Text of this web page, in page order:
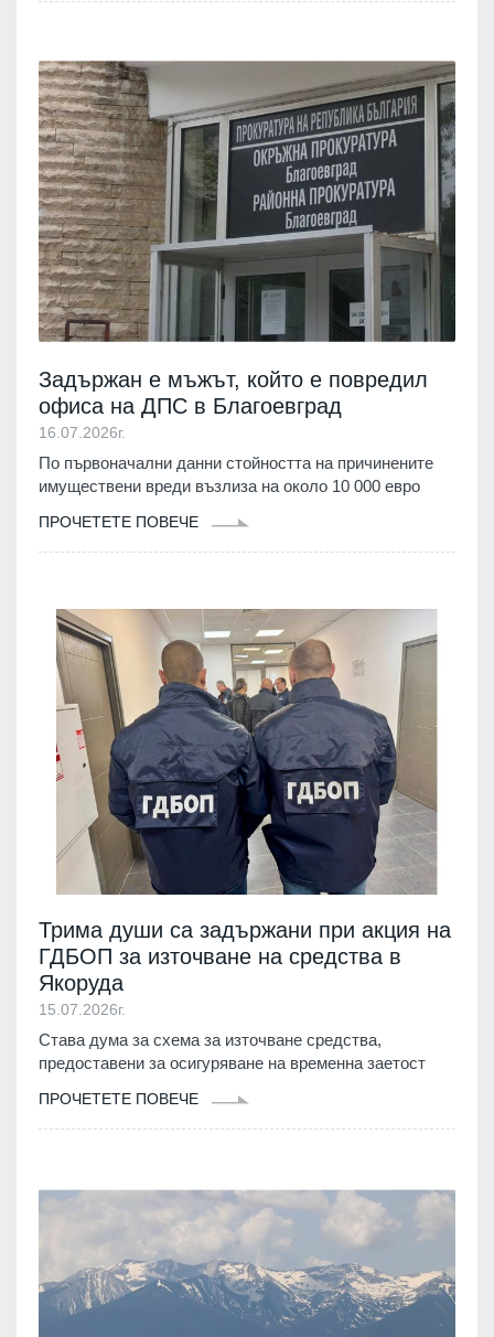
Задържан е мъжът, който е повредил
офиса на ДПС в Благоевград
16.07.2026г.
По първоначални данни стойността на причинените
имуществени вреди възлиза на около 10 000 евро
ПРОЧЕТЕТЕ ПОВЕЧЕ
Трима души са задържани при акция на
ГДБОП за източване на средства в
Якоруда
15.07.2026г.
Става дума за схема за източване средства,
предоставени за осигуряване на временна заетост
ПРОЧЕТЕТЕ ПОВЕЧЕ